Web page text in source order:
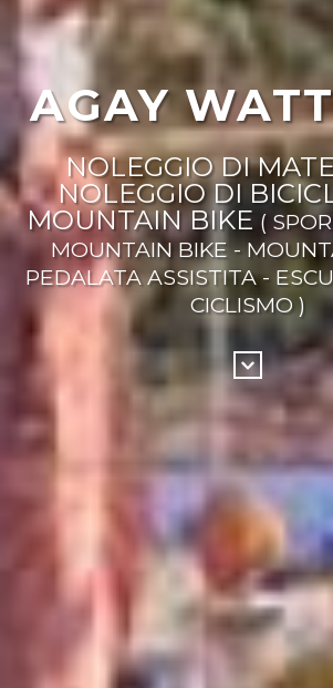
AGAY
NOLEGGIO DI
NOLEGGIO DI
MOUNTAIN BIKE (
MOUNTAIN BIKE -
PEDALATA ASSISTITA -
CICLISMO )